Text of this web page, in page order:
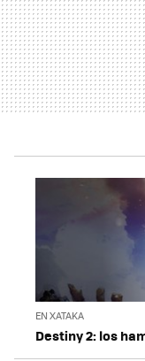
EN XATAKA
Destiny 2: los